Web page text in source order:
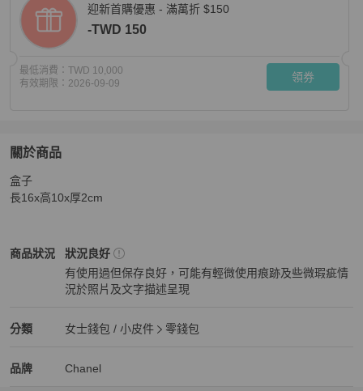
迎新首購優惠 - 滿萬折 $150
-TWD 150
最低消費： TWD 10,000
有效期限： 2026-09-09 領券
關於商品
關於
盒子
長16x高10x厚2cm
商品狀況
Chanel女士錢包 / 小皮件
狀況良好
有使用過但保存良好，可能有輕微使用痕跡及些微瑕疵情
況於照片及文字描述呈現
分類
Chanel 女士錢包 / 小皮件分類資訊
女士錢包 / 小皮件
零錢包
品牌
Chanel 精品女士錢包 / 小皮件
Chanel
Chanel 推薦清單